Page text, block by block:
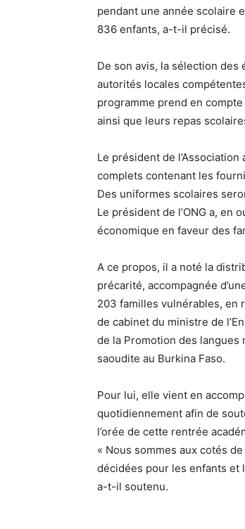
pendant une année scolaire
836 enfants, a-t-il précisé.
De son avis, la sélection
autorités locales
programme prend en
ainsi que leurs repas
Le président de
complets contenant les
Des uniformes scolaires
Le président de l’ONG a, en
économique en faveur des
A ce propos, il a noté la
précarité, accompagnée
203 familles vulnérables, en
de cabinet du ministre de
de la Promotion des langues
saoudite au Burkina Faso.
Pour lui, elle vient en
quotidiennement afin de
l’orée de cette rentrée
« Nous sommes aux cotés
décidées pour les enfants et
a-t-il soutenu.